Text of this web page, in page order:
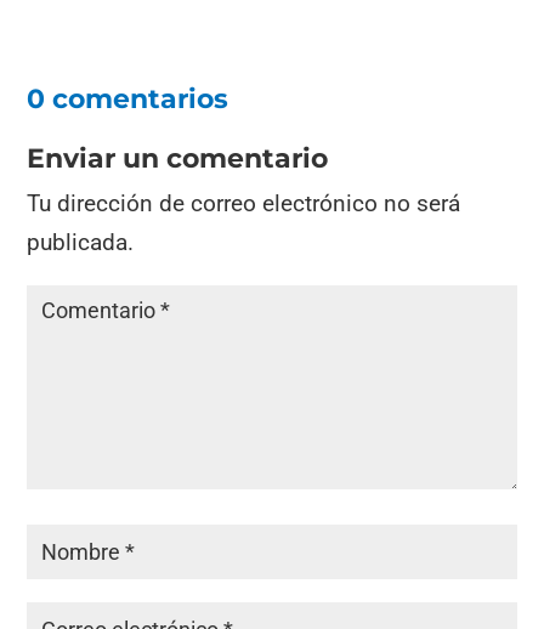
0 comentarios
Enviar un comentario
Tu dirección de correo electrónico no será
publicada.